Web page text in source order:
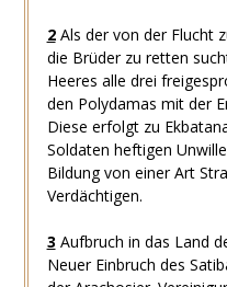
2Als der von der Flucht
die Brüder zu retten
Heeres alle drei
den Polydamas mit der
Diese erfolgt zu
Soldaten heftigen
Bildung von einer Art
Verdächtigen.
3 Aufbruch in das Land
Neuer Einbruch des